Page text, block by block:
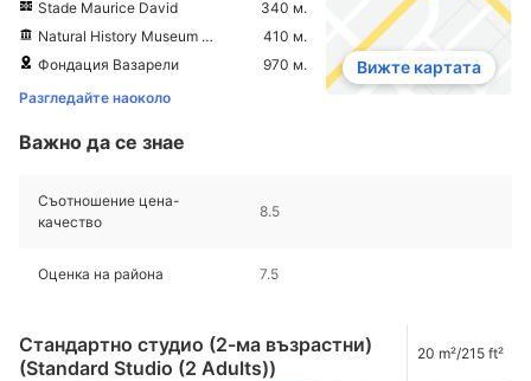
Stade Maurice David
340 м.
Natural History Museum of Aix en Provence
410 м.
Фондация Вазарели
970 м.
Разгледайте наоколо
Вижте картата
Важно да се знае
Съотношение цена-
качество
8.5
Оценка на района 7.5
Стандартно студио (2-ма възрастни)
(Standard Studio (2 Adults))
20 m²/215 ft²